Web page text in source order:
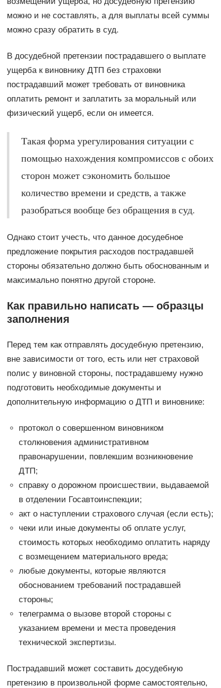
можно и не составлять, а для выплаты всей суммы
можно сразу обратить в суд.
В досудебной претензии пострадавшего о выплате
ущерба к виновнику ДТП без страховки
пострадавший может требовать от виновника
оплатить ремонт и заплатить за моральный или
физический ущерб, если он имеется.
Такая форма урегулирования ситуации с
помощью нахождения компромиссов с обоих
сторон может сэкономить большое
количество времени и средств, а также
разобраться вообще без обращения в суд.
Однако стоит учесть, что данное досудебное
предложение покрытия расходов пострадавшей
стороны обязательно должно быть обоснованным и
максимально понятно другой стороне.
Как правильно написать — образцы
заполнения
Перед тем как отправлять досудебную претензию,
вне зависимости от того, есть или нет страховой
полис у виновной стороны, пострадавшему нужно
подготовить необходимые документы и
дополнительную информацию о ДТП и виновнике:
протокол о совершенном виновником
столкновения административном
правонарушении, повлекшим возникновение
ДТП;
справку о дорожном происшествии, выдаваемой
в отделении Госавтоинспекции;
акт о наступлении страхового случая (если есть);
чеки или иные документы об оплате услуг,
стоимость которых необходимо оплатить наряду
с возмещением материального вреда;
любые документы, которые являются
обоснованием требований пострадавшей
стороны;
телеграмма о вызове второй стороны с
указанием времени и места проведения
технической экспертизы.
Пострадавший может составить досудебную
претензию в произвольной форме самостоятельно,